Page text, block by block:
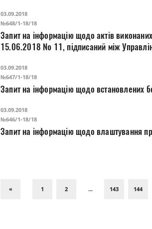
03.09.2018
№648/1-18/18
Запит на інформацію щодо актів
15.06.2018 № 11, підписаний між
03.09.2018
№647/1-18/18
Запит на інформацію щодо встановлених
03.09.2018
№646/1-18/18
« 1 2 ... 143 144